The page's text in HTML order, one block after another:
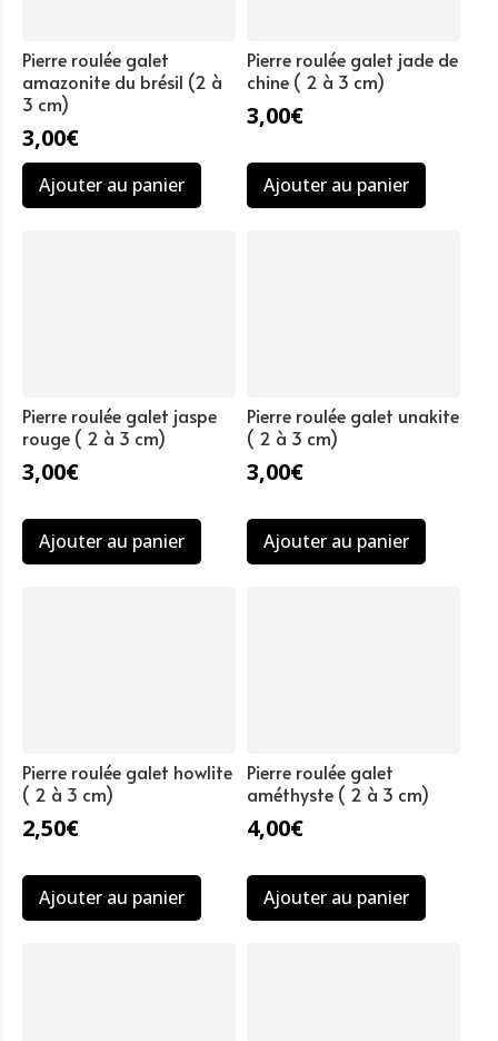
Pierre roulée galet
amazonite du brésil (2 à
3 cm)
3,00€
Ajouter au panier
Pierre roulée galet jade de
chine ( 2 à 3 cm)
3,00€
Ajouter au panier
Pierre roulée galet jaspe
rouge ( 2 à 3 cm)
3,00€
Ajouter au panier
Pierre roulée galet unakite
( 2 à 3 cm)
3,00€
Ajouter au panier
Pierre roulée galet howlite
( 2 à 3 cm)
2,50€
Ajouter au panier
Pierre roulée galet
améthyste ( 2 à 3 cm)
4,00€
Ajouter au panier